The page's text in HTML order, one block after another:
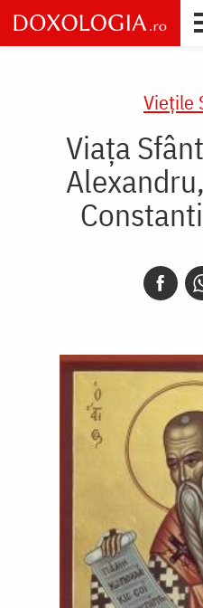
Skip
to
main
Vieţile
Viața